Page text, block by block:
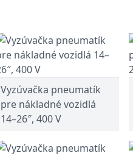
Vyzúvačka pneumatík
pre nákladné vozidlá
14–26″, 400 V